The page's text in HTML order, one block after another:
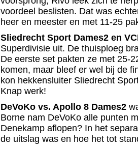
voordeel beslisten. Dat was
heer en meester en met 11-25
Sliedrecht Sport Dames2 en
Superdivisie uit. De thuisploeg
De eerste set pakten ze met 25-
komen, maar bleef er wel bij de
kon hekkensluiter Sliedrecht
Knap werk!
DeVoKo vs. Apollo 8 Dames2
Borne nam DeVoKo alle punten
Denekamp aflopen? In het
de uitslag was en hoe het tot